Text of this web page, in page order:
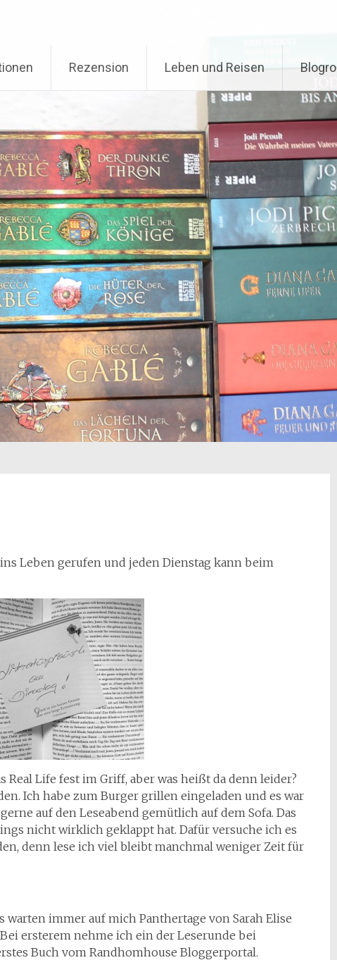
Rezension Leben und Reisen Blogroll
ins Leben gerufen und jeden Dienstag kann beim
Real Life fest im Griff, aber was heißt da denn leider?
Ich habe zum Burger grillen eingeladen und es war
auf den Leseabend gemütlich auf dem Sofa. Das
nicht wirklich geklappt hat. Dafür versuche ich es
denn lese ich viel bleibt manchmal weniger Zeit für
warten immer auf mich Panthertage von Sarah Elise
ersterem nehme ich ein der Leserunde bei
Buch vom Randhomhouse Bloggerportal.